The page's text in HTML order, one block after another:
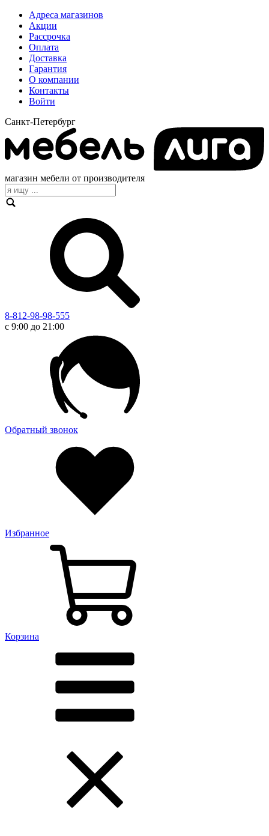
Адреса магазинов
Акции
Рассрочка
Оплата
Доставка
Гарантия
О компании
Контакты
Войти
Санкт-Петербург
магазин мебели от производителя
8-812-98-98-555
с 9:00 до 21:00
Обратный звонок
Избранное
Корзина